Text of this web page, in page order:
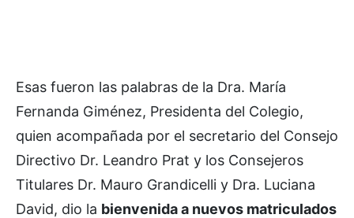
Esas fueron las palabras de la Dra. María
Fernanda Giménez, Presidenta del Colegio,
quien acompañada por el secretario del Consejo
Directivo Dr. Leandro Prat y los Consejeros
Titulares Dr. Mauro Grandicelli y Dra. Luciana
David, dio la bienvenida a nuevos matriculados